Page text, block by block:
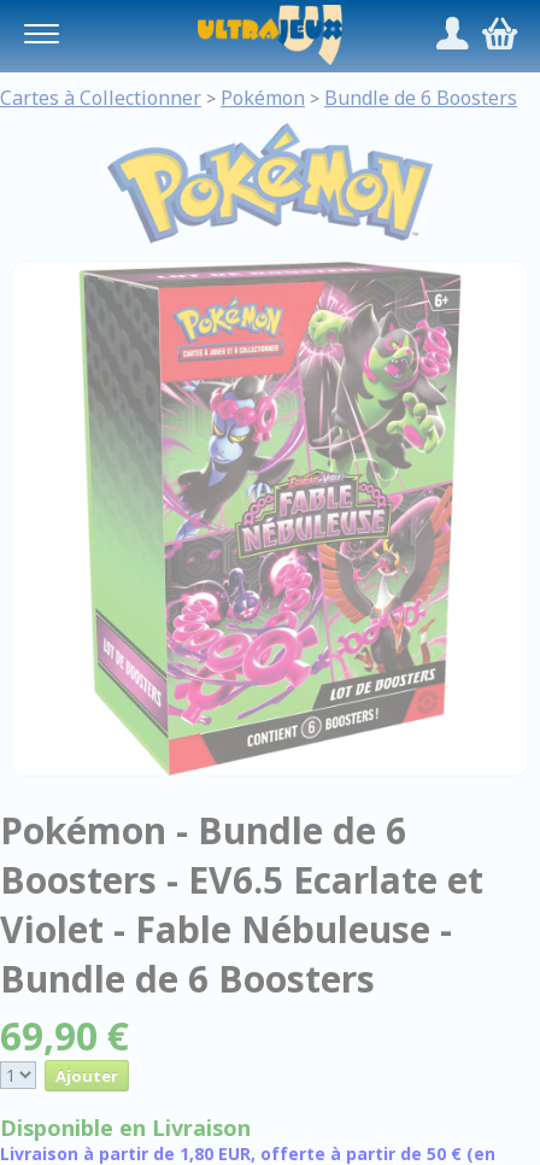
/,
Cartes à Collectionner > Pokémon > Bundle de 6 Boosters
Pokémon - Bundle de 6
Boosters - EV6.5 Ecarlate et
Violet - Fable Nébuleuse -
Bundle de 6 Boosters
69,90 €
Disponible en Livraison
Livraison à partir de 1,80 EUR, offerte à partir de 50 € (en